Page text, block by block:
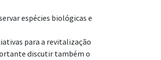
espécies biológicas e
para a revitalização
discutir também o